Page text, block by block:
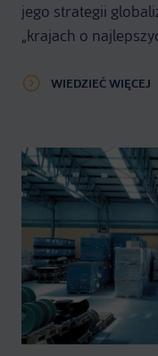
jego strategii
„krajach o
WIEDZIEĆ WIĘCEJ